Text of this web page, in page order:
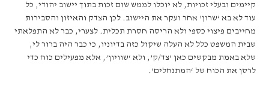
קיימים ובעלי זכויות, לא יוכלו לממש שום זכות בתוך יישוב יהודי, כל
עוד לא בא ‘שרון’ אחר ועקר את היישוב. לכן הצדק והאיזון והסבירות
מחייבים פיצוי כספי ולא הריסה חסרת תכלית. לצערי, כבר לא התפלאתי
שבית המשפט כלל לא העלה שיקול כזה בדיוניו, כי כבר היה ברור לי,
שלא באמת מבקשים כאן ‘צד/ק’, ולא ‘שוויון’, אלא מפעילים כוח כדי
לרסן את הכוח של ‘המתנחלים’.